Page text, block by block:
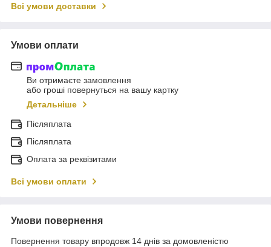
Всі умови доставки
Умови оплати
Ви отримаєте замовлення
або гроші повернуться на вашу картку
Детальніше
Післяплата
Післяплата
Оплата за реквізитами
Всі умови оплати
Умови повернення
Повернення товару впродовж 14 днів за домовленістю